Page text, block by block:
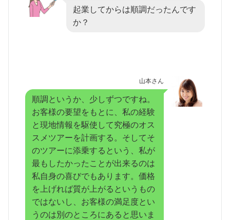
起業してからは順調だったんです
か？
山本さん
順調というか、少しずつですね。
お客様の要望をもとに、私の経験
と現地情報を駆使して究極のオス
スメツアーを計画する。そしてそ
のツアーに添乗するという、私が
最もしたかったことが出来るのは
私自身の喜びでもあります。価格
を上げれば質が上がるというもの
ではないし、お客様の満足度とい
うのは別のところにあると思いま